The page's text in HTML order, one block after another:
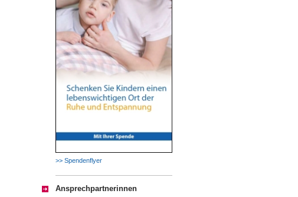
>> Spendenflyer
Ansprechpartnerinnen